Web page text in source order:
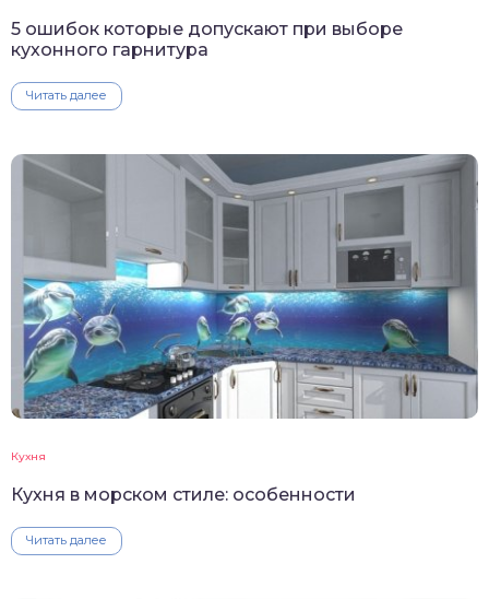
5 ошибок которые допускают при выборе
кухонного гарнитура
Читать далее
Кухня
Кухня в морском стиле: особенности
Читать далее